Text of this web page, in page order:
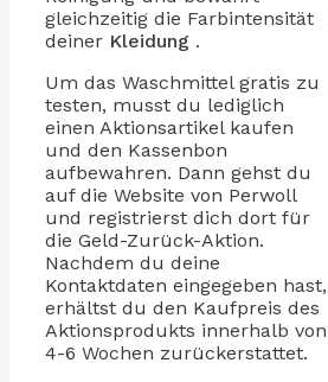
gleichzeitig die Farbintensität
deiner Kleidung .
Um das Waschmittel gratis zu
testen, musst du lediglich
einen Aktionsartikel kaufen
und den Kassenbon
aufbewahren. Dann gehst du
auf die Website von Perwoll
und registrierst dich dort für
die Geld-Zurück-Aktion.
Nachdem du deine
Kontaktdaten eingegeben hast,
erhältst du den Kaufpreis des
Aktionsprodukts innerhalb von
4-6 Wochen zurückerstattet.